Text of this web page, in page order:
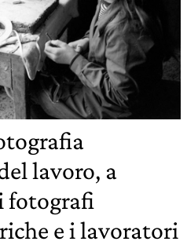
lavoro, a
fotografi
e i lavoratori